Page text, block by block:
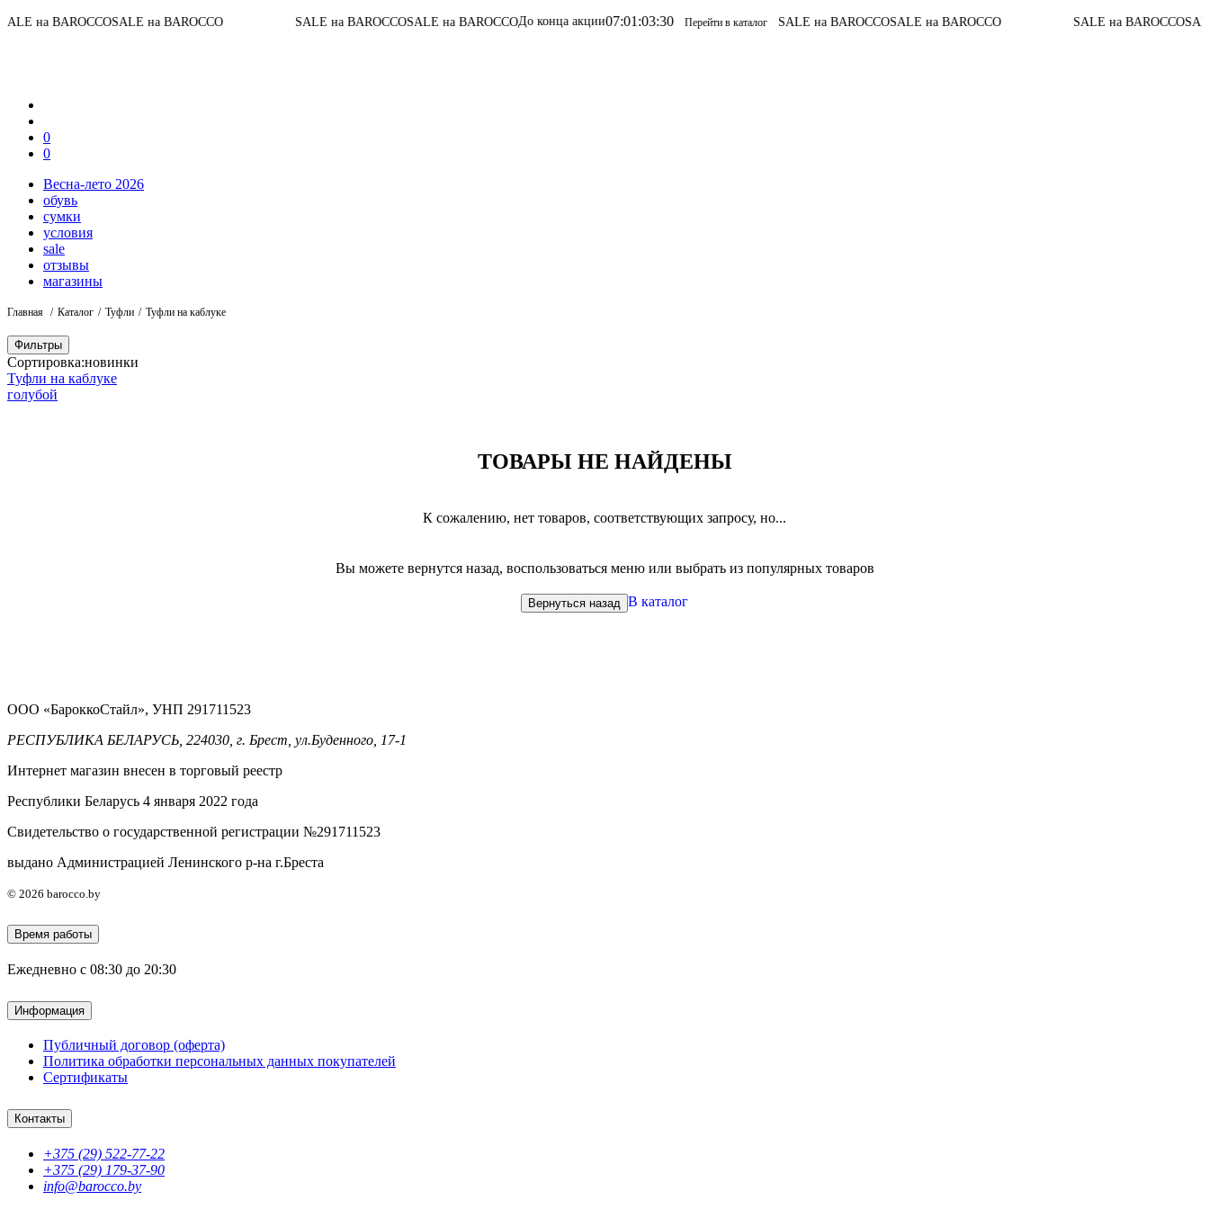
на BAROCCOSALE на BAROCCO SALE на BAROCCOSALE на BAROCCOДо конца акции07:01:03:30 Перейти в каталог SALE на BAROCCOSALE на BAROCCO SALE на BAROCCOSALE
0
0
Весна-лето 2026
обувь
сумки
условия
sale
отзывы
магазины
Главная Каталог Туфли Туфли на каблуке
Фильтры
Сортировка:новинки
Туфли на каблуке
голубой
ТОВАРЫ НЕ НАЙДЕНЫ
К сожалению, нет товаров, соответствующих запросу, но...
Вы можете вернутся назад, воспользоваться меню или выбрать из популярных товаров
Вернуться назад В каталог
ООО «БароккоСтайл», УНП 291711523
РЕСПУБЛИКА БЕЛАРУСЬ, 224030, г. Брест, ул.Буденного, 17-1
Интернет магазин внесен в торговый реестр
Республики Беларусь 4 января 2022 года
Свидетельство о государственной регистрации №291711523
выдано Администрацией Ленинского р-на г.Бреста
© 2026 barocco.by
Время работы
Ежедневно с 08:30 до 20:30
Информация
Публичный договор (оферта)
Политика обработки персональных данных покупателей
Сертификаты
Контакты
+375 (29) 522-77-22
+375 (29) 179-37-90
info@barocco.by